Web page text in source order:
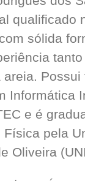
qualificado
sólida
areia. Possui
Informática
e é
Física pela
Oliveira